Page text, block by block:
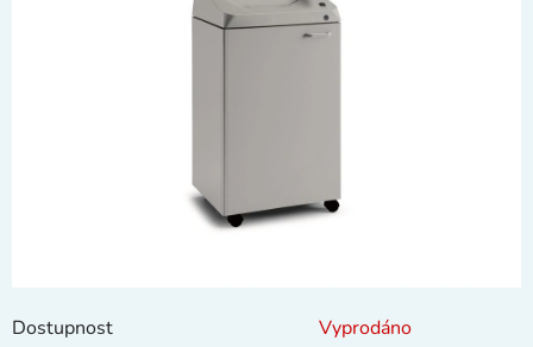
Dostupnost
Vyprodáno